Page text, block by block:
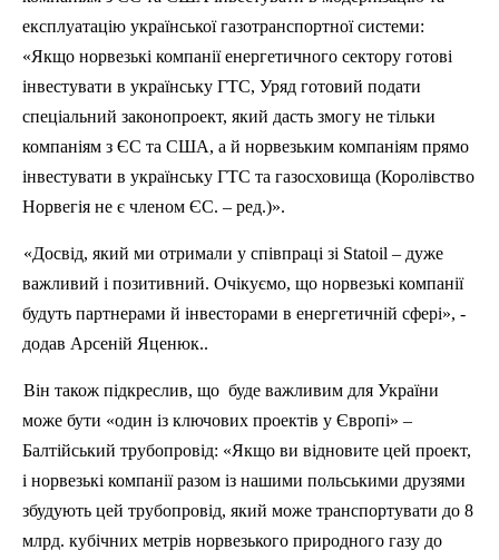
експлуатацію української газотранспортної системи:
«Якщо норвезькі компанії енергетичного сектору готові
інвестувати в українську ГТС, Уряд готовий подати
спеціальний законопроект, який дасть змогу не тільки
компаніям з ЄС та США, а й норвезьким компаніям прямо
інвестувати в українську ГТС та газосховища (Королівство
Норвегія не є членом ЄС. – ред.)».
«Досвід, який ми отримали у співпраці зі Statoil – дуже
важливий і позитивний. Очікуємо, що норвезькі компанії
будуть партнерами й інвесторами в енергетичній сфері», -
додав Арсеній Яценюк..
Він також підкреслив, що буде важливим для України
може бути «один із ключових проектів у Європі» –
Балтійський трубопровід: «Якщо ви відновите цей проект,
і норвезькі компанії разом із нашими польськими друзями
збудують цей трубопровід, який може транспортувати до 8
млрд. кубічних метрів норвезького природного газу до